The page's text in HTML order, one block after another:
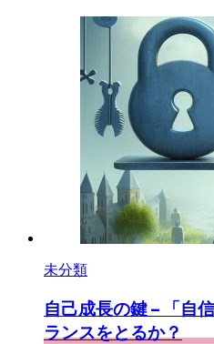
未分類
自己成長の鍵 – 「自
ランスをとるか？